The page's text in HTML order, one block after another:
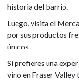
historia del barrio.
Luego, visita el
por sus productos
únicos.
Si prefieres una
vino en Fraser Valley